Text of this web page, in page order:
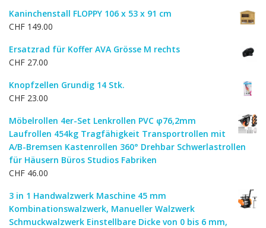
war:
CHF 49.00
ist:
Kaninchenstall FLOPPY 106 x 53 x 91 cm
CHF 149.00
Ersatzrad für Koffer AVA Grösse M rechts
CHF 27.00
Knopfzellen Grundig 14 Stk.
CHF 23.00
Möbelrollen 4er-Set Lenkrollen PVC φ76,2mm
Laufrollen 454kg Tragfähigkeit Transportrollen mit
A/B-Bremsen Kastenrollen 360° Drehbar Schwerlastrollen
für Häusern Büros Studios Fabriken
CHF 46.00
3 in 1 Handwalzwerk Maschine 45 mm
Kombinationswalzwerk, Manueller Walzwerk
Schmuckwalzwerk Einstellbare Dicke von 0 bis 6 mm,